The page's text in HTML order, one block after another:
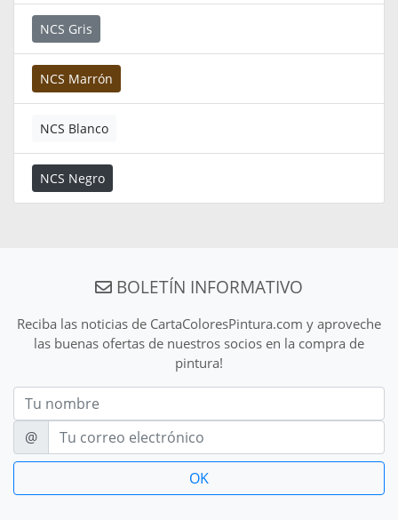
NCS Gris
NCS Marrón
NCS Blanco
NCS Negro
BOLETÍN INFORMATIVO
Reciba las noticias de CartaColoresPintura.com y aproveche
las buenas ofertas de nuestros socios en la compra de
pintura!
Nom
E-mail
@